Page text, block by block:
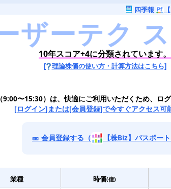
四季報
10年スコア+4に分類されています。
[ 理論株価の使い方・計算方法はこちら]
9:00〜15:30）は、快適にご利用いただくため、ロ
[ログイン]または[会員登録]で今すぐアクセス可
🎫 会員登録する（ 【株Biz】パスポート
業種 時価(億)